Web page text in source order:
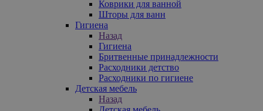
Коврики для ванной
Шторы для ванн
Гигиена
Назад
Гигиена
Бритвенные принадлежности
Расходники детство
Расходники по гигиене
Детская мебель
Назад